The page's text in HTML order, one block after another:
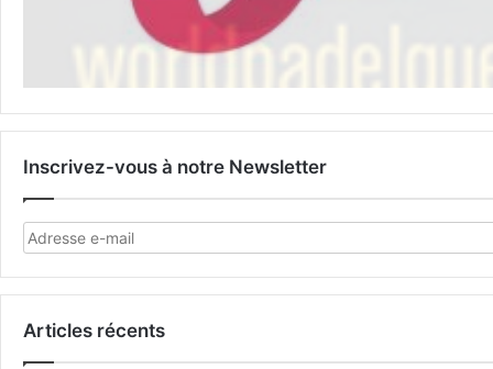
Inscrivez-vous à notre Newsletter
Articles récents